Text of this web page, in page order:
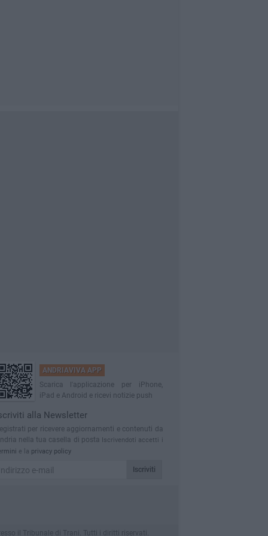
ANDRIAVIVA APP
Scarica l'applicazione per iPhone,
iPad e Android e ricevi notizie push
alla Newsletter
per ricevere aggiornamenti e contenuti da
nella tua casella di posta
Iscrivendoti accetti i
e la privacy policy
Iscriviti
il Tribunale di Trani. Tutti i diritti riservati.